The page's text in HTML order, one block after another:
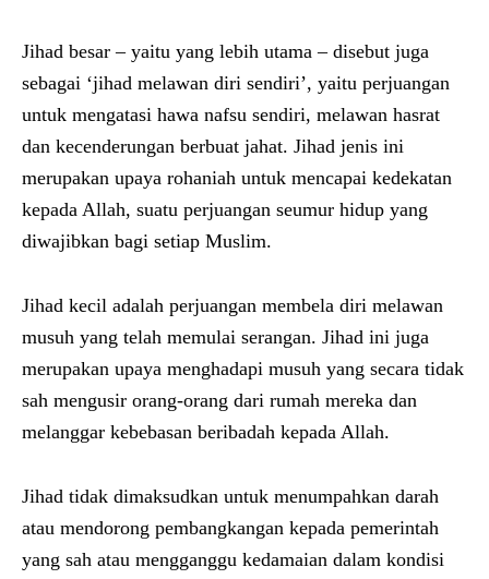
Jihad besar – yaitu yang lebih utama – disebut juga
sebagai ‘jihad melawan diri sendiri’, yaitu perjuangan
untuk mengatasi hawa nafsu sendiri, melawan hasrat
dan kecenderungan berbuat jahat. Jihad jenis ini
merupakan upaya rohaniah untuk mencapai kedekatan
kepada Allah, suatu perjuangan seumur hidup yang
diwajibkan bagi setiap Muslim.
Jihad kecil adalah perjuangan membela diri melawan
musuh yang telah memulai serangan. Jihad ini juga
merupakan upaya menghadapi musuh yang secara tidak
sah mengusir orang-orang dari rumah mereka dan
melanggar kebebasan beribadah kepada Allah.
Jihad tidak dimaksudkan untuk menumpahkan darah
atau mendorong pembangkangan kepada pemerintah
yang sah atau mengganggu kedamaian dalam kondisi